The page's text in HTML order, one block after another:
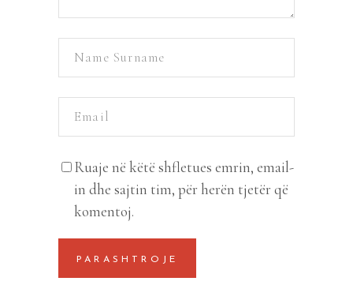
Ruaje në këtë shfletues emrin, email-
in dhe sajtin tim, për herën tjetër që
komentoj.